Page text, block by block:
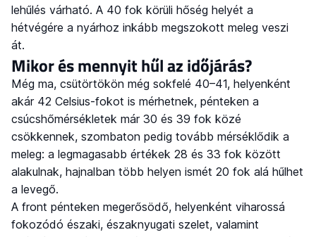
lehűlés várható. A 40 fok körüli hőség helyét a
hétvégére a nyárhoz inkább megszokott meleg veszi
át.
Mikor és mennyit hűl az időjárás?
Még ma, csütörtökön még sokfelé 40–41, helyenként
akár 42 Celsius-fokot is mérhetnek, pénteken a
csúcshőmérsékletek már 30 és 39 fok közé
csökkennek, szombaton pedig tovább mérséklődik a
meleg: a legmagasabb értékek 28 és 33 fok között
alakulnak, hajnalban több helyen ismét 20 fok alá hűlhet
a levegő.
A front pénteken megerősödő, helyenként viharossá
fokozódó északi, északnyugati szelet, valamint